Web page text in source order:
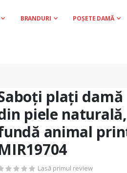
BRANDURI POȘETE DAMĂ
plați damă
piele
animal
Lasă primul review